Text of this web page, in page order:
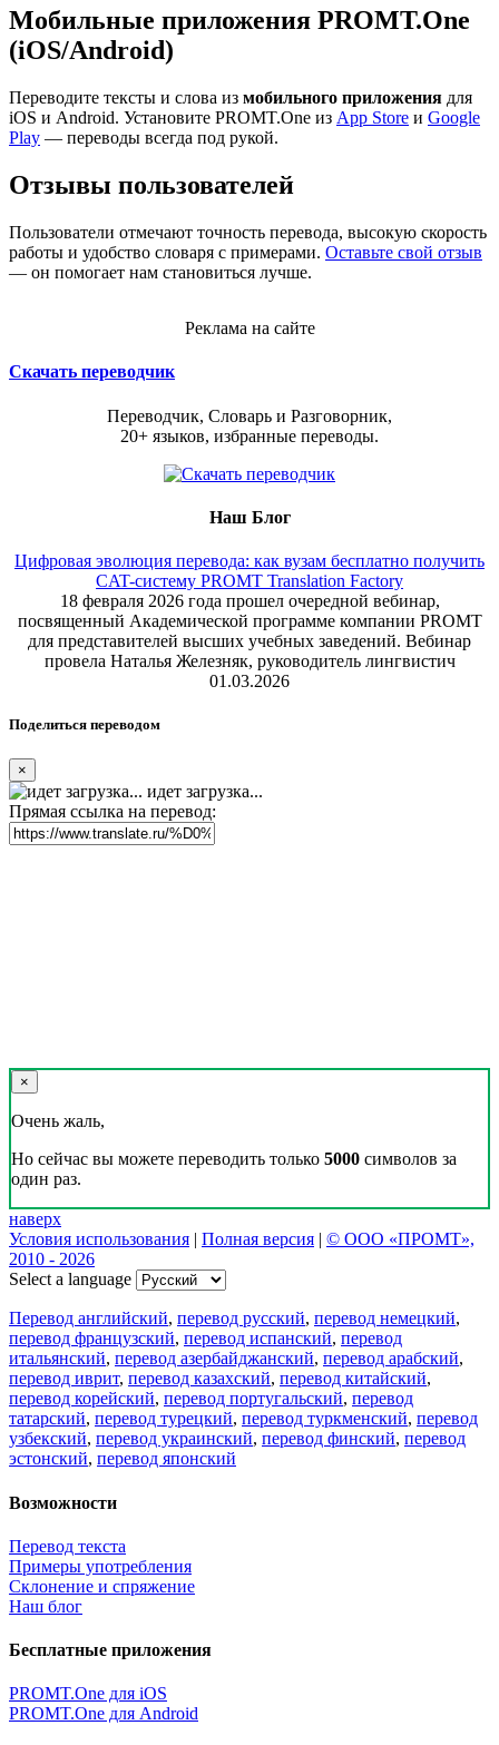
Мобильные приложения PROMT.One
(iOS/Android)
Переводите тексты и слова из мобильного приложения для
iOS и Android. Установите PROMT.One из App Store и Google
Play — переводы всегда под рукой.
Отзывы пользователей
Пользователи отмечают точность перевода, высокую скорость
работы и удобство словаря с примерами. Оставьте свой отзыв
— он помогает нам становиться лучше.
Реклама на сайте
Скачать переводчик
Переводчик, Словарь и Разговорник,
20+ языков, избранные переводы.
Наш Блог
Цифровая эволюция перевода: как вузам бесплатно получить
CAT-систему PROMT Translation Factory
18 февраля 2026 года прошел очередной вебинар,
посвященный Академической программе компании PROMT
для представителей высших учебных заведений. Вебинар
провела Наталья Железняк, руководитель лингвистич
01.03.2026
Поделиться переводом
×
идет загрузка...
Прямая ссылка на перевод:
×
Очень жаль,
Но сейчас вы можете переводить только 5000 символов за
один раз.
наверх
Условия использования | Полная версия | © ООО «ПРОМТ»,
2010 - 2026
Select a language
Перевод английский, перевод русский, перевод немецкий,
перевод французский, перевод испанский, перевод
итальянский, перевод азербайджанский, перевод арабский,
перевод иврит, перевод казахский, перевод китайский,
перевод корейский, перевод португальский, перевод
татарский, перевод турецкий, перевод туркменский, перевод
узбекский, перевод украинский, перевод финский, перевод
эстонский, перевод японский
Возможности
Перевод текста
Примеры употребления
Склонение и спряжение
Наш блог
Бесплатные приложения
PROMT.One для iOS
PROMT.One для Android